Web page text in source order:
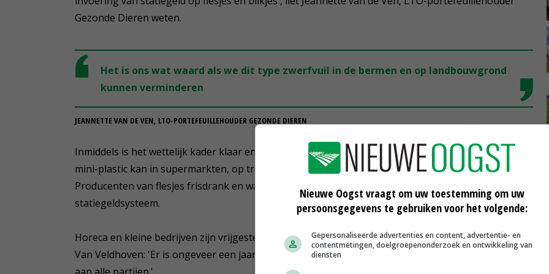
Gezonde Dieren weten.
Het is ons wat waard als we dit type zwerfvuil in de bermen en op landbouwgrond
kunnen verminderen
JEANNETTE VAN DE VEN, LTO-PORTEFEUILLEHOUDER GEZONDE DIEREN
Inmiddels is het wettelijk kader klaar en kan de regelgeving landelijk van start. Inleveren van het
mini-plastic kan in supermarkten, op treinstations, bij tankstations langs de weg en via cateraars.
Producenten van flesjes frisdrank en water zijn verantwoordelijk voor de invoering van het
statiegeldsysteem.
Horeca en kleine bedrijven zijn vrijgesteld van de verplichting kleine plastic flesjes in te zamelen.
Van Veldhoven: 'Er is ongeveer een jaar voorbereidingstijd nodig, daarom geven we nu duidelijkheid
Nieuwe Oogst vraagt om uw toestemming om uw
persoonsgegevens te gebruiken voor het volgende:
Gepersonaliseerde advertenties en content, advertentie- en
contentmetingen, doelgroepenonderzoek en ontwikkeling van
diensten